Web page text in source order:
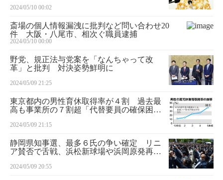
2024/05/10 00:02
斎場の個人情報漏洩に批判など問い合わせ20
件 大阪・八尾市、相次ぐ職員逮捕
2024/05/10 00:00
野党、規正法与党案を「なんちゃって改
革」と批判 対決姿勢鮮明に
2024/05/09 21:25
東京都内の男性育休取得率が４割 過去最
高も事業所の７割超「代替要員の確保困
2024/05/09 21:15
静岡県知事選、最多６氏の争い確定 リニ
ア賛否で舌戦、浜松新球場や浜岡原発再稼
2024/05/09 20:55